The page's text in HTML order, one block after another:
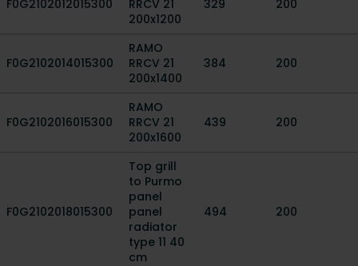
F0G2102012015300
RRCV 21
200x1200
329 200
F0G2102014015300
RAMO
RRCV 21
200x1400
384 200
F0G2102016015300
RAMO
RRCV 21
200x1600
439 200
F0G2102018015300
Top grill
to Purmo
panel
panel
radiator
type 11 40
cm
494 200